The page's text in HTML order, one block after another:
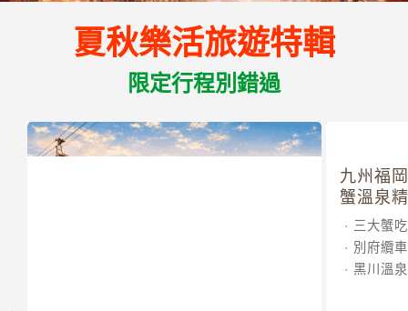
夏秋樂活旅遊特輯
限定行程別錯過
九州福
蟹溫泉
三大蟹
別府纜車
黑川溫泉